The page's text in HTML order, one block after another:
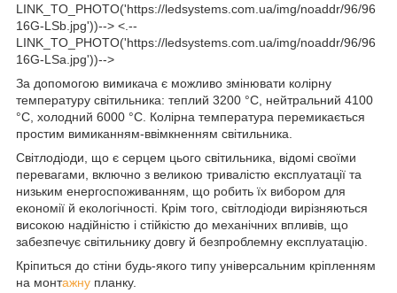
LINK_TO_PHOTO('https://ledsystems.com.ua/img/noaddr/96/96
16G-LSb.jpg'))--> <.--
LINK_TO_PHOTO('https://ledsystems.com.ua/img/noaddr/96/96
16G-LSa.jpg'))-->
За допомогою вимикача є можливо змінювати колірну
температуру світильника: теплий 3200 °C, нейтральний 4100
°C, холодний 6000 °C. Колірна температура перемикається
простим вимиканням-ввімкненням світильника.
Світлодіоди, що є серцем цього світильника, відомі своїми
перевагами, включно з великою тривалістю експлуатації та
низьким енергоспоживанням, що робить їх вибором для
економії й екологічності. Крім того, світлодіоди вирізняються
високою надійністю і стійкістю до механічних впливів, що
забезпечує світильнику довгу й безпроблемну експлуатацію.
Кріпиться до стіни будь-якого типу універсальним кріпленням
на монтажну планку.